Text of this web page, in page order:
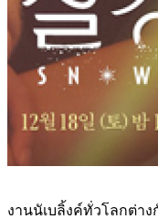
งานนัเบลิ้งค์ทั่วโลกต่าง